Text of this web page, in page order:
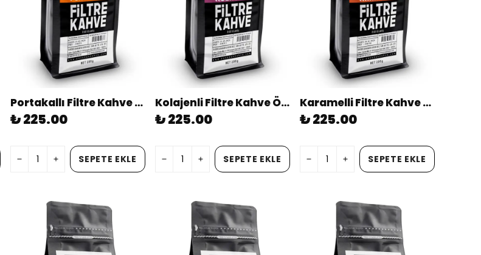
Portakallı Filtre Kahve Öğütülmüş 200g (aromalı)
₺ 225.00
SEPETE EKLE
Kolajenli Filtre Kahve Öğütülmüş 200g
₺ 225.00
SEPETE EKLE
Karamelli Filtre Kahve Öğütülmüş 200g (aromalı)
₺ 225.00
SEPETE EKLE